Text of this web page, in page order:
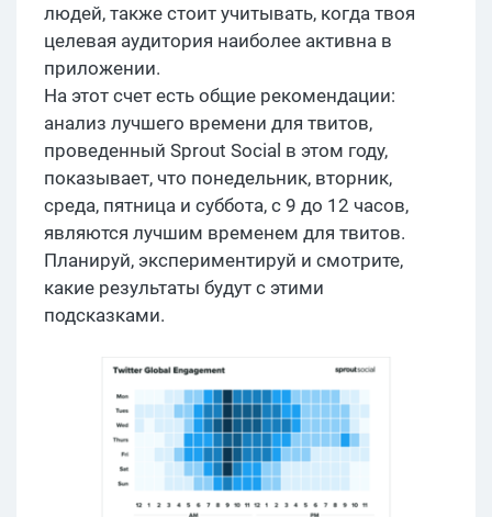
людей, также стоит учитывать, когда твоя
целевая аудитория наиболее активна в
приложении.
На этот счет есть общие рекомендации:
анализ лучшего времени для твитов,
проведенный Sprout Social в этом году,
показывает, что понедельник, вторник,
среда, пятница и суббота, с 9 до 12 часов,
являются лучшим временем для твитов.
Планируй, экспериментируй и смотрите,
какие результаты будут с этими
подсказками.